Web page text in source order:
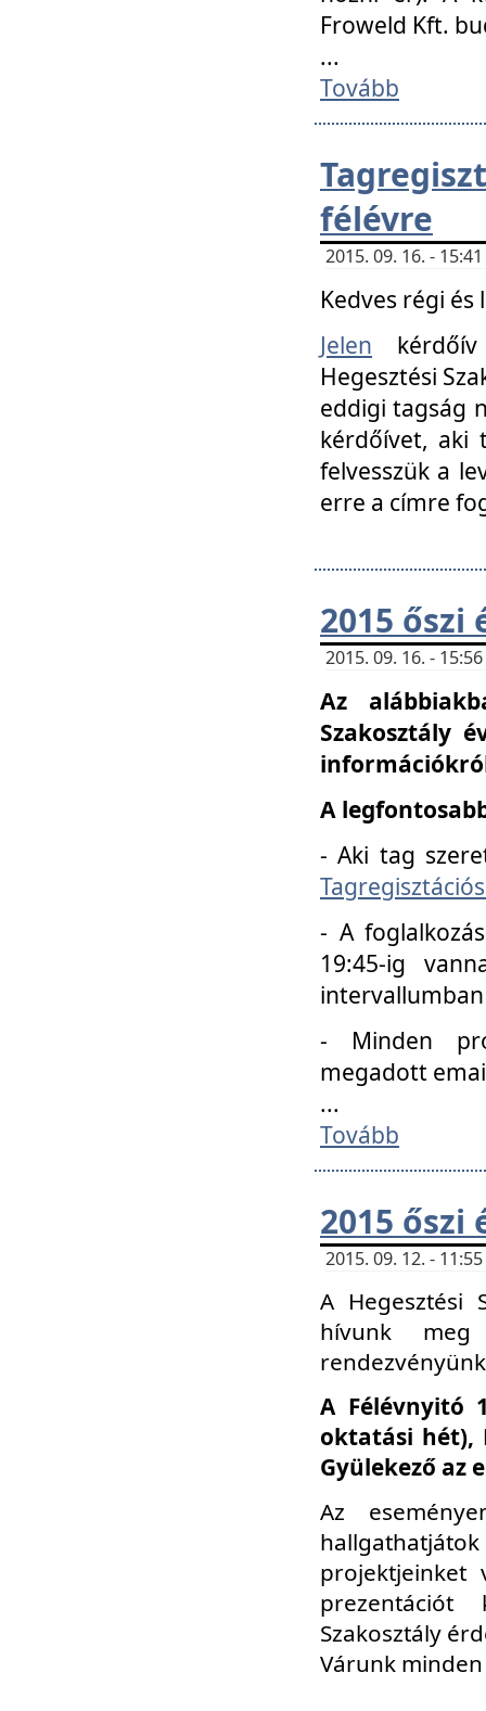
Froweld Kft.
...
Tovább
félévre
2015. 09. 16. -
Kedves régi
Jelen
Hegesztési
eddigi tagság
kérdőívet, aki
felvesszük a
erre a címre
2015 őszi
2015. 09. 16. -
Az
Szakosztály
A
- Aki tag
- A
19:45-ig
- Minden
megadott
...
Tovább
2015
2015. 09. 12. -
A Hegesztési
hívunk
A Félévnyitó
oktatási hét),
Gyülekező az
Az
Szakosztály
Várunk